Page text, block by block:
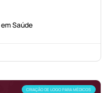
Saúde
CRIAÇÃO DE LOGO PARA MÉDICOS